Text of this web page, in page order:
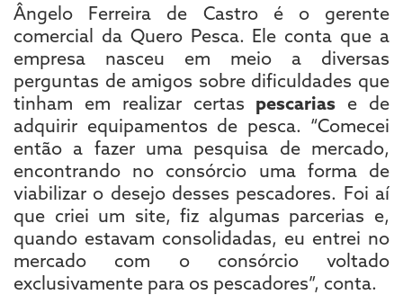
Ângelo Ferreira de Castro é o gerente
comercial da Quero Pesca. Ele conta que a
empresa nasceu em meio a diversas
perguntas de amigos sobre dificuldades que
tinham em realizar certas pescarias e de
adquirir equipamentos de pesca. “Comecei
então a fazer uma pesquisa de mercado,
encontrando no consórcio uma forma de
viabilizar o desejo desses pescadores. Foi aí
que criei um site, fiz algumas parcerias e,
quando estavam consolidadas, eu entrei no
mercado com o consórcio voltado
exclusivamente para os pescadores”, conta.